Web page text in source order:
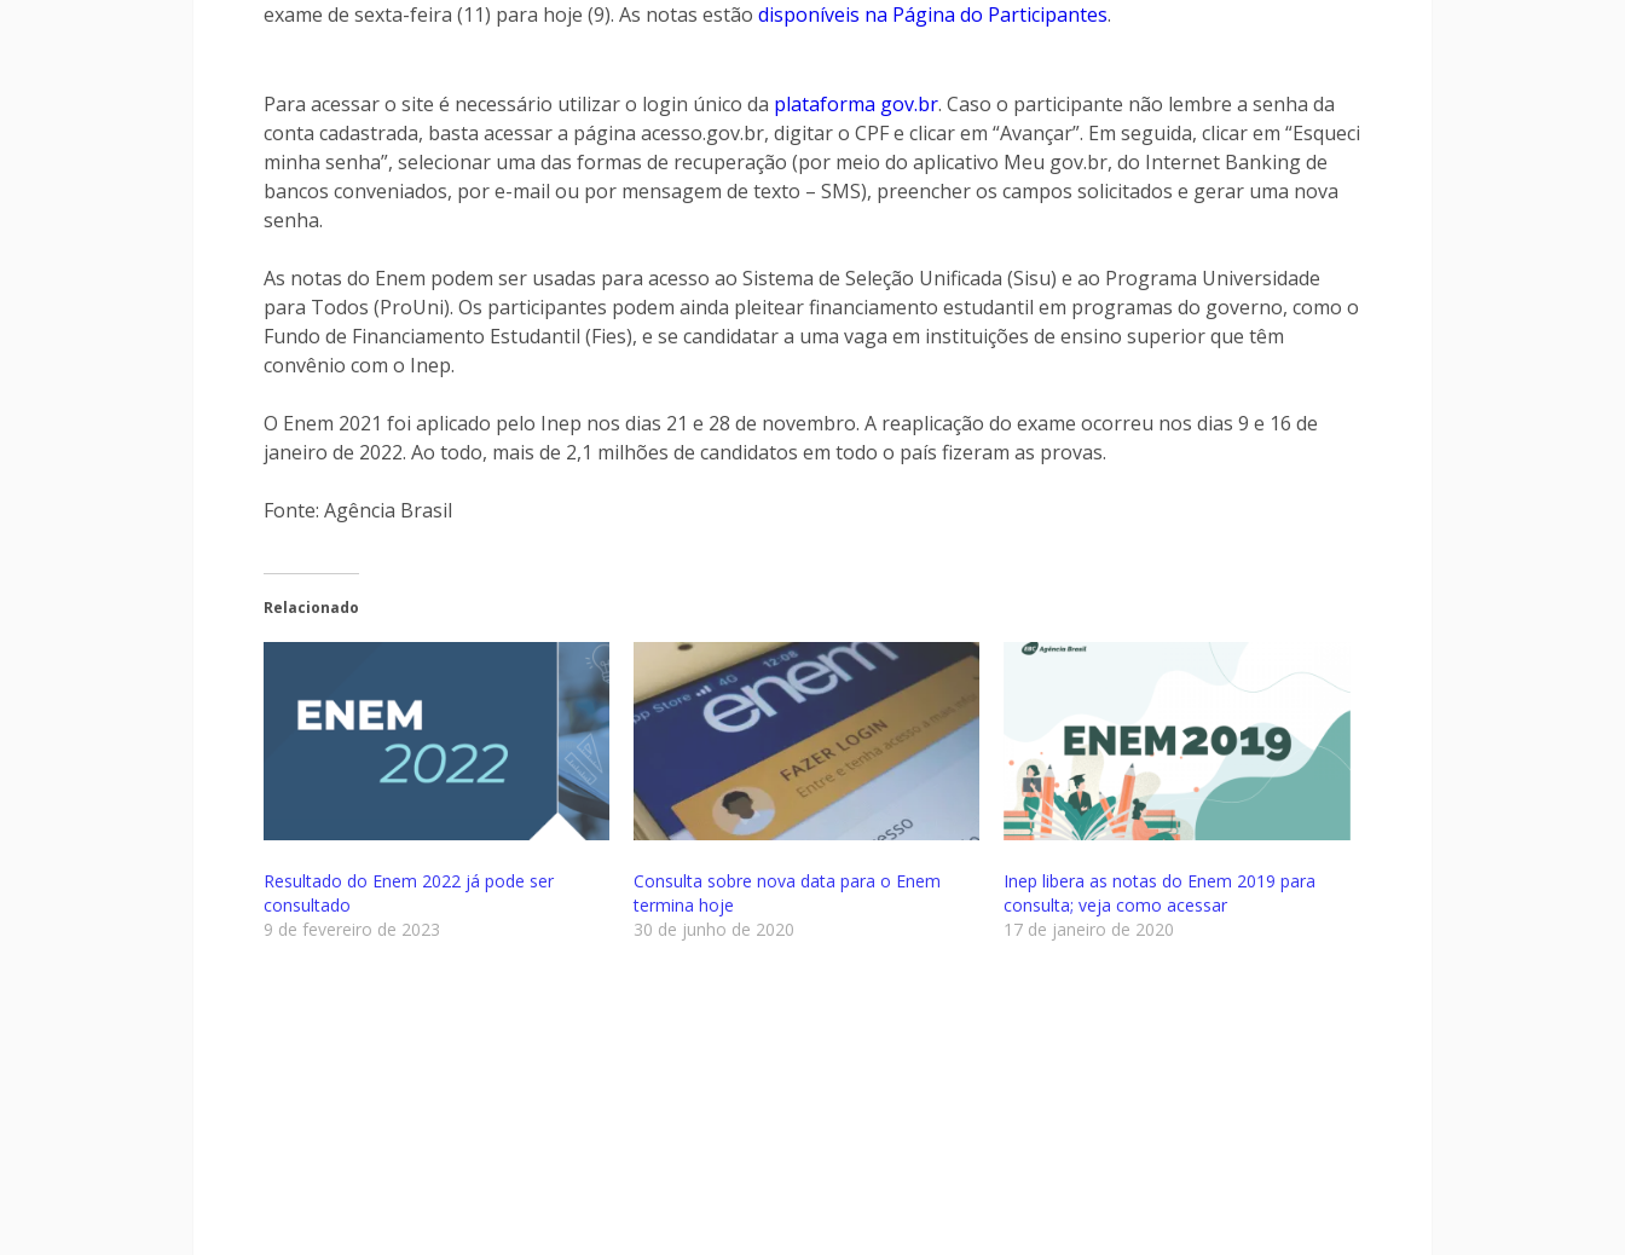
exame de sexta-feira (11) para hoje (9). As notas estão disponíveis na Página do Participantes.
Para acessar o site é necessário utilizar o login único da plataforma gov.br. Caso o participante não lembre a senha da
conta cadastrada, basta acessar a página acesso.gov.br, digitar o CPF e clicar em “Avançar”. Em seguida, clicar em “Esqueci
minha senha”, selecionar uma das formas de recuperação (por meio do aplicativo Meu gov.br, do Internet Banking de
bancos conveniados, por e-mail ou por mensagem de texto – SMS), preencher os campos solicitados e gerar uma nova
senha.
As notas do Enem podem ser usadas para acesso ao Sistema de Seleção Unificada (Sisu) e ao Programa Universidade
para Todos (ProUni). Os participantes podem ainda pleitear financiamento estudantil em programas do governo, como o
Fundo de Financiamento Estudantil (Fies), e se candidatar a uma vaga em instituições de ensino superior que têm
convênio com o Inep.
O Enem 2021 foi aplicado pelo Inep nos dias 21 e 28 de novembro. A reaplicação do exame ocorreu nos dias 9 e 16 de
janeiro de 2022. Ao todo, mais de 2,1 milhões de candidatos em todo o país fizeram as provas.
Fonte: Agência Brasil
Relacionado
Resultado do Enem 2022 já pode ser
consultado
9 de fevereiro de 2023
Consulta sobre nova data para o Enem
termina hoje
30 de junho de 2020
Inep libera as notas do Enem 2019 para
consulta; veja como acessar
17 de janeiro de 2020